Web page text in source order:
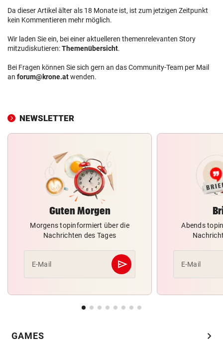
Da dieser Artikel älter als 18 Monate ist, ist zum jetzigen Zeitpunkt
kein Kommentieren mehr möglich.
Wir laden Sie ein, bei einer aktuelleren themenrelevanten Story
mitzudiskutieren:Themenübersicht.
Bei Fragen können Sie sich gern an das Community-Team per Mail
an forum@krone.atwenden.
NEWSLETTER
Guten Morgen
Morgens topinformiert über die
Nachrichten des Tages
E-Mail send
Abschicken
Abends
E-Mail
GAMES chevron_right